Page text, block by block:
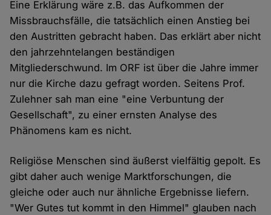
Eine Erklärung wäre z.B. das Aufkommen der
Missbrauchsfälle, die tatsächlich einen Anstieg bei
den Austritten gebracht haben. Das erklärt aber nicht
den jahrzehntelangen beständigen
Mitgliederschwund. Im ORF ist über die Jahre immer
nur die Kirche dazu gefragt worden. Seitens Prof.
Zulehner sah man eine "eine Verbuntung der
Gesellschaft", zu einer ernsten Analyse des
Phänomens kam es nicht.
Religiöse Menschen sind äußerst vielfältig gepolt. Es
gibt daher auch wenige Marktforschungen, die
gleiche oder auch nur ähnliche Ergebnisse liefern.
"Wer Gutes tut kommt in den Himmel" glauben nach